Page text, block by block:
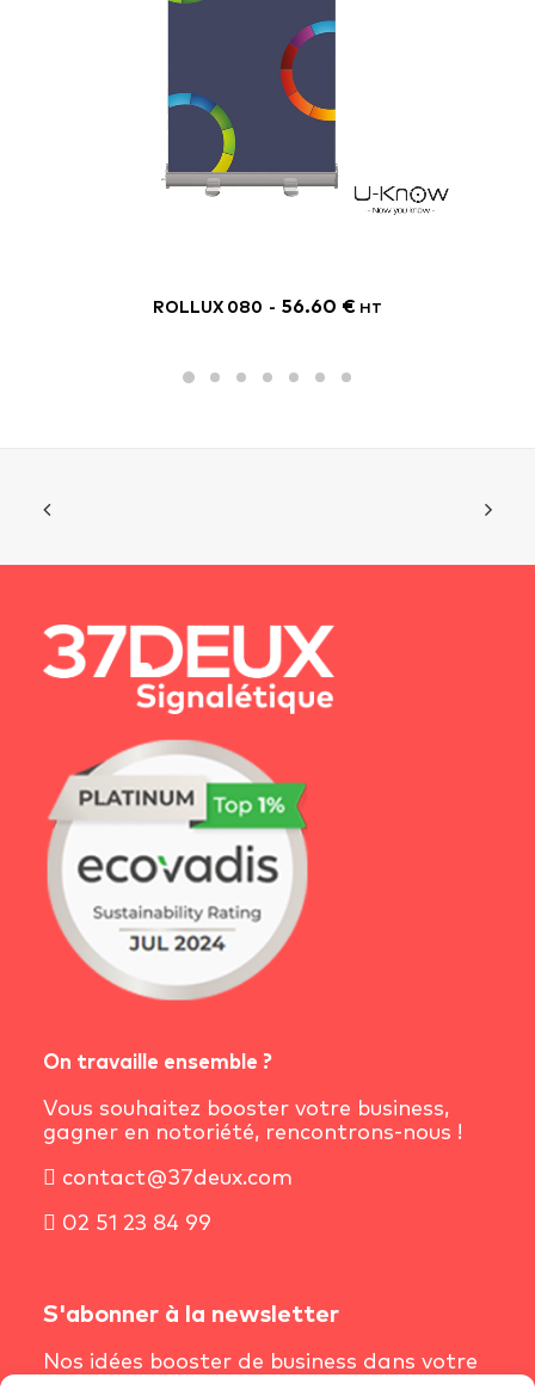
ROLLUX 080 56.60 € HT
On travaille ensemble ?
Vous souhaitez booster votre business,
gagner en notoriété, rencontrons-nous !
contact@37deux.com
02 51 23 84 99
S'abonner à la newsletter
Nos idées booster de business dans votre